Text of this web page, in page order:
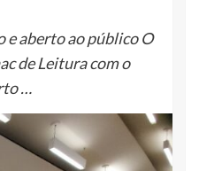
e aberto ao público O
de Leitura com o
…